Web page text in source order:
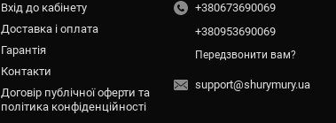
Вхід до кабінету
Доставка і оплата
Гарантія
Контакти
Договір публічної оферти та
політика конфіденційності
+380673690069
+380953690069
Передзвонити вам?
support@shurymury.ua